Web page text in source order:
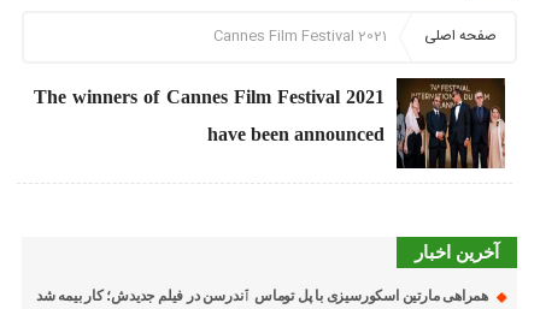
صفحه اصلی Cannes Film Festival 2021
The winners of Cannes Film Festival 2021
have been announced
آخرین اخبار
همراهی مارتین اسکورسیزی با پل توماس ٱندرسن در فیلم جدیدش؛ کار بیمه شد